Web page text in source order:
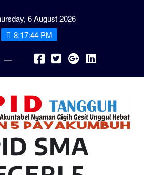
6 August 2026
8:17:45 PM
SMA